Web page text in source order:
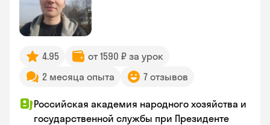
4.95
от 1590 ₽ за урок
2 месяца опыта
7 отзывов
Российская академия народного хозяйства и
государственной службы при Президенте